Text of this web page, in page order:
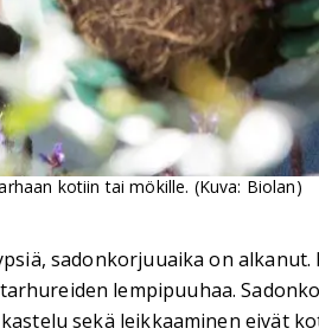
kotiin tai mökille. (Kuva: Biolan)
sadonkorjuuaika on
lempipuuhaa.
sekä leikkaaminen eivät